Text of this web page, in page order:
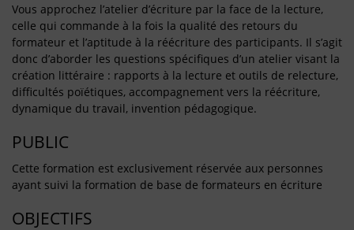
Vous approchez l’atelier d’écriture par la face de la lecture,
celle qui commande à la fois la qualité des retours du
formateur et l’aptitude à la réécriture des participants. Il s’agit
donc d’aborder les questions spécifiques d’un atelier visant la
création littéraire : rapports à la lecture et outils de relecture,
difficultés poïétiques, accompagnement vers la réécriture,
dynamique du travail, invention pédagogique.
PUBLIC
Cette formation est exclusivement réservée aux personnes
ayant suivi la formation de base de formateurs en écriture
OBJECTIFS